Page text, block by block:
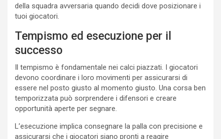
della squadra avversaria quando decidi dove posizionare i
tuoi giocatori.
Tempismo ed esecuzione per il
successo
Il tempismo è fondamentale nei calci piazzati. I giocatori
devono coordinare i loro movimenti per assicurarsi di
essere nel posto giusto al momento giusto. Una corsa ben
temporizzata può sorprendere i difensori e creare
opportunità aperte per segnare.
L’esecuzione implica consegnare la palla con precisione e
assicurarsi che i giocatori siano pronti a reagire